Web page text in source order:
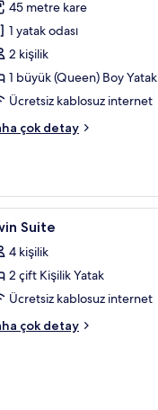
yorum)
45 metre kare
1 yatak odası
2 kişilik
1 büyük (Queen) Boy Yatak
Ücretsiz kablosuz internet
çok detay
12 Suite
4 kişilik
2 çift Kişilik Yatak
Ücretsiz kablosuz internet
çok detay